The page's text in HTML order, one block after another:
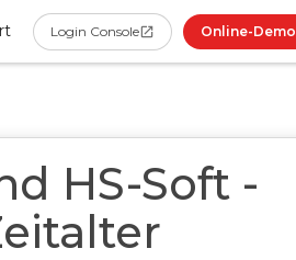
Login Console Online-Demo
HS-Soft -